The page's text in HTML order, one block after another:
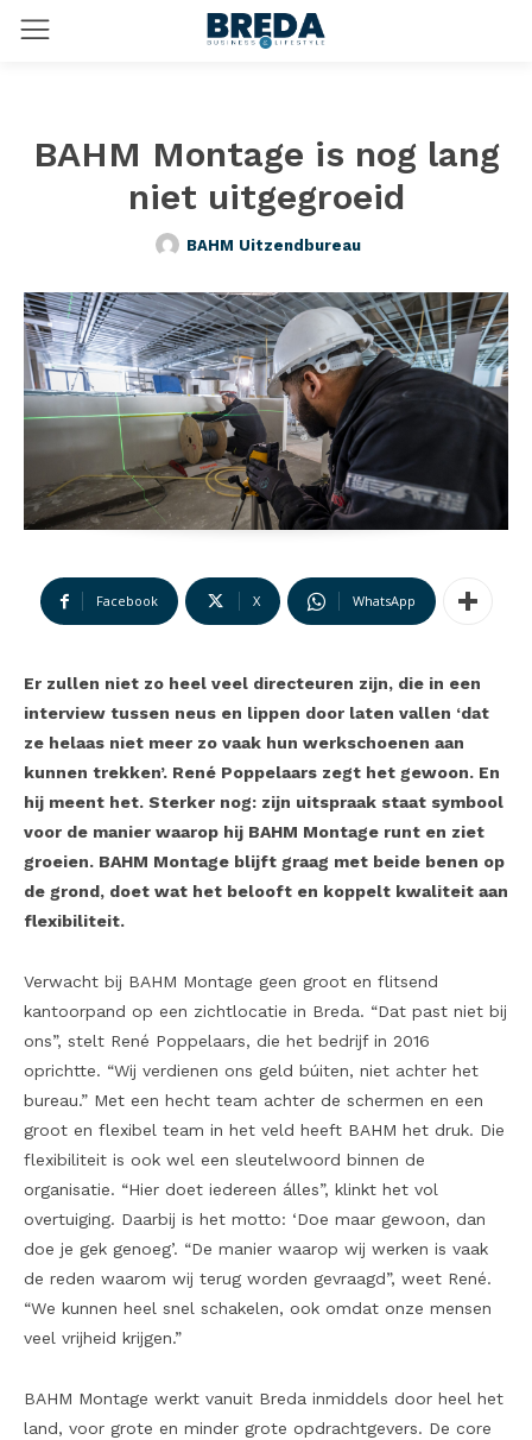
BAHM Montage is nog lang
niet uitgegroeid
BAHM Uitzendbureau
Facebook X WhatsApp
Er zullen niet zo heel veel directeuren zijn, die in een
interview tussen neus en lippen door laten vallen ‘dat
ze helaas niet meer zo vaak hun werkschoenen aan
kunnen trekken’. René Poppelaars zegt het gewoon. En
hij meent het. Sterker nog: zijn uitspraak staat symbool
voor de manier waarop hij BAHM Montage runt en ziet
groeien. BAHM Montage blijft graag met beide benen op
de grond, doet wat het belooft en koppelt kwaliteit aan
flexibiliteit.
Verwacht bij BAHM Montage geen groot en flitsend
kantoorpand op een zichtlocatie in Breda. “Dat past niet bij
ons”, stelt René Poppelaars, die het bedrijf in 2016
oprichtte. “Wij verdienen ons geld búiten, niet achter het
bureau.” Met een hecht team achter de schermen en een
groot en flexibel team in het veld heeft BAHM het druk. Die
flexibiliteit is ook wel een sleutelwoord binnen de
organisatie. “Hier doet iedereen álles”, klinkt het vol
overtuiging. Daarbij is het motto: ‘Doe maar gewoon, dan
doe je gek genoeg’. “De manier waarop wij werken is vaak
de reden waarom wij terug worden gevraagd”, weet René.
“We kunnen heel snel schakelen, ook omdat onze mensen
veel vrijheid krijgen.”
BAHM Montage werkt vanuit Breda inmiddels door heel het
land, voor grote en minder grote opdrachtgevers. De core